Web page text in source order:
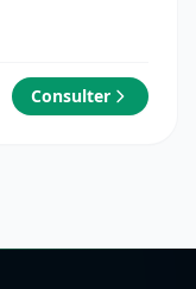
Consulter